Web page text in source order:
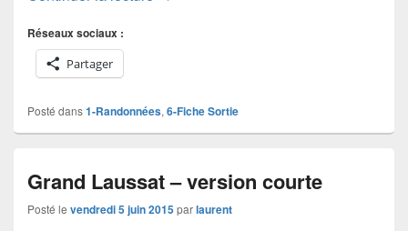
Réseaux sociaux :
Partager
Posté dans1-Randonnées, 6-Fiche Sortie
Grand Laussat – version courte
Posté le vendredi 5 juin 2015parlaurent